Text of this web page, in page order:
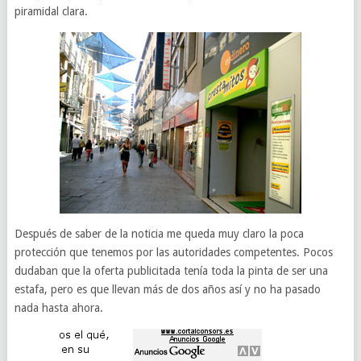
piramidal clara.
Después de saber de la noticia me queda muy claro la poca
protección que tenemos por las autoridades competentes. Pocos
dudaban que la oferta publicitada tenía toda la pinta de ser una
estafa, pero es que llevan más de dos años así y no ha pasado
nada hasta ahora.